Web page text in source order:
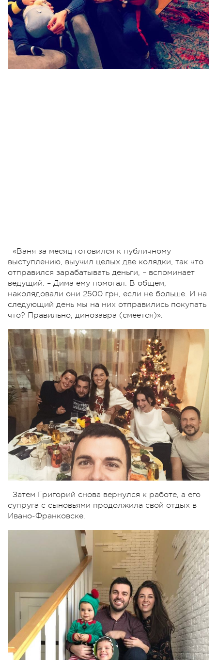
«Ваня за месяц готовился к публичному
выступлению, выучил целых две колядки, так что
отправился зарабатывать деньги, – вспоминает
ведущий. – Дима ему помогал. В общем,
наколядовали они 2500 грн, если не больше. И на
следующий день мы на них отправились покупать
что? Правильно, динозавра (смеется)».
Затем Григорий снова вернулся к работе, а его
супруга с сыновьями продолжила свой отдых в
Ивано-Франковске.